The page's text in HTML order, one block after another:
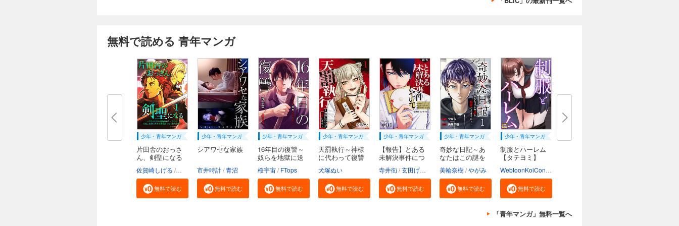
無料で読める 青年マンガ
少年・青年マンガ
片田舎のおっさ
ん、剣聖になる
佐賀崎しげる 乍藤和樹 鍋島テツヒロ
無料で読む
少年・青年マンガ
シアワセな家族
市井時計 青沼
無料で読む
少年・青年マンガ
16年目の復讐～
奴らを地獄に送
桜宇宙 FTops
無料で読む
少年・青年マンガ
天罰執行～神様
に代わって復讐
犬塚ぬい
無料で読む
少年・青年マンガ
【報告】とある
未解決事件につ
寺井衒 玄田げんた
無料で読む
少年・青年マンガ
奇妙な日記～あ
なたはこの謎を
美輪奈樹 やがみ
無料で読む
少年・青年マンガ
制服とハーレム
【タテヨミ】
無料で読む
「青年マンガ」無料一覧へ